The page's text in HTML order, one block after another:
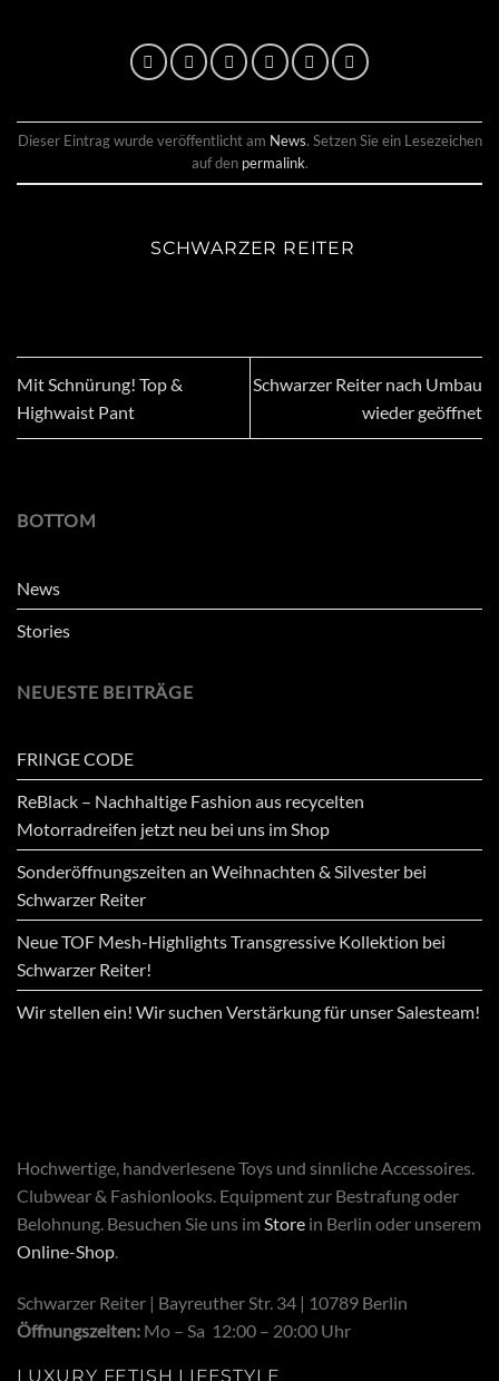
Dieser Eintrag wurde veröffentlicht am News. Setzen Sie ein Lesezeichen
auf den permalink.
SCHWARZER REITER
Mit Schnürung! Top &
Highwaist Pant
Schwarzer Reiter nach Umbau
wieder geöffnet
BOTTOM
News
Stories
NEUESTE BEITRÄGE
FRINGE CODE
ReBlack – Nachhaltige Fashion aus recycelten
Motorradreifen jetzt neu bei uns im Shop
Sonderöffnungszeiten an Weihnachten & Silvester bei
Schwarzer Reiter
Neue TOF Mesh-Highlights Transgressive Kollektion bei
Schwarzer Reiter!
Wir stellen ein! Wir suchen Verstärkung für unser Salesteam!
Hochwertige, handverlesene Toys und sinnliche Accessoires.
Clubwear & Fashionlooks. Equipment zur Bestrafung oder
Belohnung. Besuchen Sie uns im Store in Berlin oder unserem
Online-Shop.
Schwarzer Reiter | Bayreuther Str. 34 | 10789 Berlin
Öffnungszeiten: Mo – Sa 12:00 – 20:00 Uhr
LUXURY FETISH LIFESTYLE